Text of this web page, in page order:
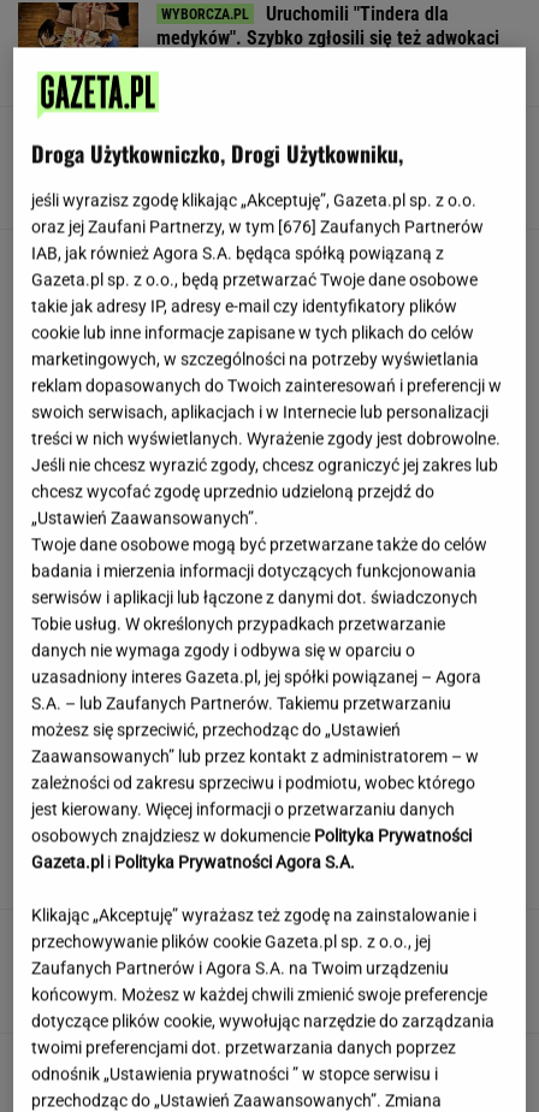
Uruchomili "Tindera dla
medyków". Szybko zgłosili się też adwokaci
SUBSKRYPCJA
Gawryluk reaguje na krytykę po debacie u
Nawrockiego. Co na to Polsat?
Moby poruszony widokiem w Warszawie. Pod
nagraniem tysiące reakcji
Anastazja Kuś mistrzynią świata! Historyczny
występ, brawo!
Weekendowy quiz wyłoni prymusów.
Większość z was odpada już w 3. pytaniu
Droga Użytkowniczko, Drogi Użytkowniku,
jeśli wyrazisz zgodę klikając „Akceptuję”, Gazeta.pl sp. z o.o.
oraz jej Zaufani Partnerzy, w tym [676] Zaufanych Partnerów
IAB, jak również Agora S.A. będąca spółką powiązaną z
Gazeta.pl sp. z o.o., będą przetwarzać Twoje dane osobowe
takie jak adresy IP, adresy e-mail czy identyfikatory plików
cookie lub inne informacje zapisane w tych plikach do celów
marketingowych, w szczególności na potrzeby wyświetlania
reklam dopasowanych do Twoich zainteresowań i preferencji w
swoich serwisach, aplikacjach i w Internecie lub personalizacji
treści w nich wyświetlanych. Wyrażenie zgody jest dobrowolne.
Jeśli nie chcesz wyrazić zgody, chcesz ograniczyć jej zakres lub
chcesz wycofać zgodę uprzednio udzieloną przejdź do
„Ustawień Zaawansowanych”.
Twoje dane osobowe mogą być przetwarzane także do celów
badania i mierzenia informacji dotyczących funkcjonowania
serwisów i aplikacji lub łączone z danymi dot. świadczonych
Tobie usług. W określonych przypadkach przetwarzanie
danych nie wymaga zgody i odbywa się w oparciu o
uzasadniony interes Gazeta.pl, jej spółki powiązanej – Agora
S.A. – lub Zaufanych Partnerów. Takiemu przetwarzaniu
możesz się sprzeciwić, przechodząc do „Ustawień
Zaawansowanych” lub przez kontakt z administratorem – w
zależności od zakresu sprzeciwu i podmiotu, wobec którego
jest kierowany. Więcej informacji o przetwarzaniu danych
osobowych znajdziesz w dokumencie Polityka Prywatności
Gazeta.pl i Polityka Prywatności Agora S.A.
Klikając „Akceptuję” wyrażasz też zgodę na zainstalowanie i
przechowywanie plików cookie Gazeta.pl sp. z o.o., jej
Zaufanych Partnerów i Agora S.A. na Twoim urządzeniu
końcowym. Możesz w każdej chwili zmienić swoje preferencje
dotyczące plików cookie, wywołując narzędzie do zarządzania
twoimi preferencjami dot. przetwarzania danych poprzez
odnośnik „Ustawienia prywatności ” w stopce serwisu i
przechodząc do „Ustawień Zaawansowanych”. Zmiana